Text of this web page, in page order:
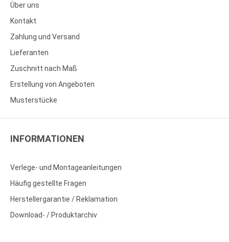
Über uns
Kontakt
Zahlung und Versand
Lieferanten
Zuschnitt nach Maß
Erstellung von Angeboten
Musterstücke
INFORMATIONEN
Verlege- und Montageanleitungen
Häufig gestellte Fragen
Herstellergarantie / Reklamation
Download- / Produktarchiv